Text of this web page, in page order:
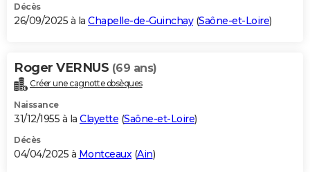
S'inscrire
Se connecter
Lycées
Collèges
Primaires
Universités
Entreprises
Service militaire
Avis de recherche
AVIS DE DÉCÈS
Bricolage
Lifestyle
Culture
Sport
Auto
Television
Voyage
Cinema
Décès
26/09/2025 à la Chapelle-de-Guinchay(Saône-et-Loire)
Roger VERNUS (69 ans)
Créer une cagnotte obsèques
Naissance
31/12/1955 à la Clayette (Saône-et-Loire)
Décès
04/04/2025 à Montceaux(Ain)